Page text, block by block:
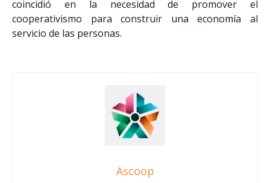
coincidió en la necesidad de promover el
cooperativismo para construir una economía al
servicio de las personas.
Ascoop